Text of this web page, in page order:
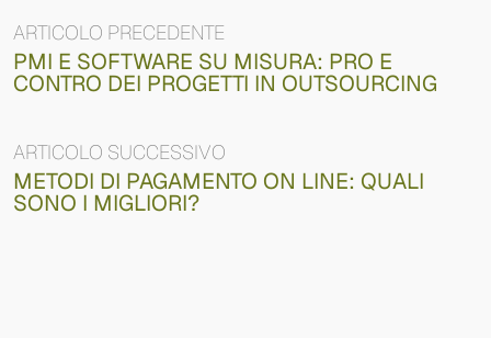
ARTICOLO PRECEDENTE
PMI E SOFTWARE SU MISURA: PRO E
CONTRO DEI PROGETTI IN OUTSOURCING
ARTICOLO SUCCESSIVO
METODI DI PAGAMENTO ON LINE: QUALI
SONO I MIGLIORI?